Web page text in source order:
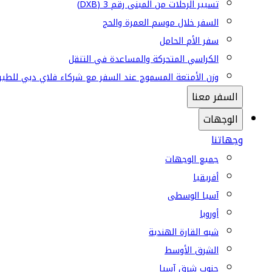
تسيير الرحلات من المبنى رقم 3 (DXB)
السفر خلال موسم العمرة والحج
سفر الأم الحامل
الكراسي المتحركة والمساعدة في التنقل
وزن الأمتعة المسموح عند السفر مع شركاء فلاي دبي
السفر معنا
الوجهات
وجهاتنا
جميع الوجهات
أفريقيا
آسيا الوسطى
أوروبا
شبه القارة الهندية
الشرق الأوسط
جنوب شرق آسيا